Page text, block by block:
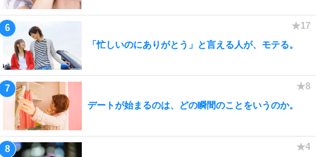
「忙しいのにありがとう」と言える人が、モテる。
デートが始まるのは、どの瞬間のことをいうのか。